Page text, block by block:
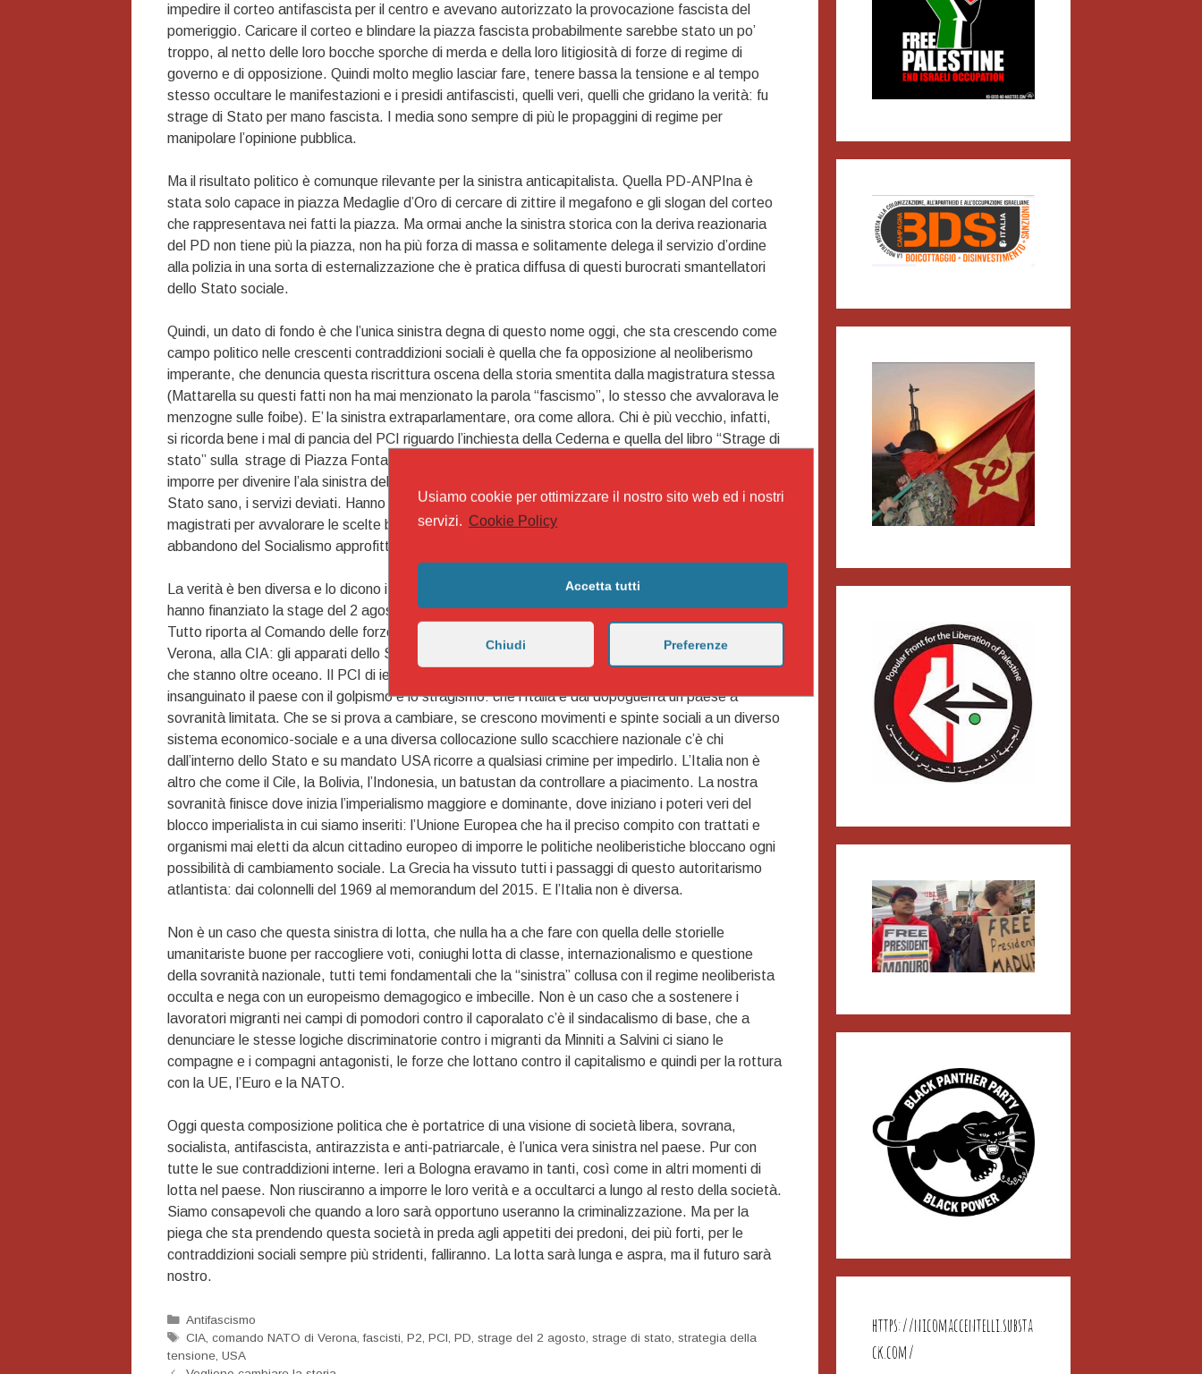
impedire il corteo antifascista per il centro e avevano autorizzato la provocazione fascista del
pomeriggio. Caricare il corteo e blindare la piazza fascista probabilmente sarebbe stato un po’
troppo, al netto delle loro bocche sporche di merda e della loro litigiosità di forze di regime di
governo e di opposizione. Quindi molto meglio lasciar fare, tenere bassa la tensione e al tempo
stesso occultare le manifestazioni e i presidi antifascisti, quelli veri, quelli che gridano la verità: fu
strage di Stato per mano fascista. I media sono sempre di più le propaggini di regime per
manipolare l’opinione pubblica.
Ma il risultato politico è comunque rilevante per la sinistra anticapitalista. Quella PD-ANPIna è
stata solo capace in piazza Medaglie d’Oro di cercare di zittire il megafono e gli slogan del corteo
che rappresentava nei fatti la piazza. Ma ormai anche la sinistra storica con la deriva reazionaria
del PD non tiene più la piazza, non ha più forza di massa e solitamente delega il servizio d’ordine
alla polizia in una sorta di esternalizzazione che è pratica diffusa di questi burocrati smantellatori
dello Stato sociale.
Quindi, un dato di fondo è che l’unica sinistra degna di questo nome oggi, che sta crescendo come
campo politico nelle crescenti contraddizioni sociali è quella che fa opposizione al neoliberismo
imperante, che denuncia questa riscrittura oscena della storia smentita dalla magistratura stessa
(Mattarella su questi fatti non ha mai menzionato la parola “fascismo”, lo stesso che avvalorava le
menzogne sulle foibe). E’ la sinistra extraparlamentare, ora come allora. Chi è più vecchio, infatti,
si ricorda bene i mal di pancia del PCI riguardo l’inchiesta della Cederna e quella del libro “Strage di
stato” sulla strage di Piazza Fontana. La narrazione che il PCI allora e il PD oggi ha cercato di
imporre per divenire l’ala sinistra dello Stato borghese è quella delle “mele marce” in frutteto di
Stato sano, i servizi deviati. Hanno cercato di imporre questa distorsione della realtà con i propri
magistrati per avvalorare le scelte berlingueriane di riconoscimento del campo NATO e di
abbandono del Socialismo approfittando della degenerazione sovietica.
La verità è ben diversa e lo dicono i fatti con i protagonisti dello stragismo: piduisti come Gelli che
hanno finanziato la stage del 2 agosto, i fascisti sostenuti e coperti dai servizi segreti, l’esplosivo.
Tutto riporta al Comando delle forze terrestri alleate per il Sud Europa (FTASE) della NATO di
Verona, alla CIA: gli apparati dello Stato con i suoi servizi di intelligence e i suoi mandanti supremi
che stanno oltre oceano. Il PCI di ieri e il PD di oggi hanno coperto la realtà che ha così tanto
insanguinato il paese con il golpismo e lo stragismo: che l’Italia è dal dopoguerra un paese a
sovranità limitata. Che se si prova a cambiare, se crescono movimenti e spinte sociali a un diverso
sistema economico-sociale e a una diversa collocazione sullo scacchiere nazionale c’è chi
dall’interno dello Stato e su mandato USA ricorre a qualsiasi crimine per impedirlo. L’Italia non è
altro che come il Cile, la Bolivia, l’Indonesia, un batustan da controllare a piacimento. La nostra
sovranità finisce dove inizia l’imperialismo maggiore e dominante, dove iniziano i poteri veri del
blocco imperialista in cui siamo inseriti: l’Unione Europea che ha il preciso compito con trattati e
organismi mai eletti da alcun cittadino europeo di imporre le politiche neoliberistiche bloccano ogni
possibilità di cambiamento sociale. La Grecia ha vissuto tutti i passaggi di questo autoritarismo
atlantista: dai colonnelli del 1969 al memorandum del 2015. E l’Italia non è diversa.
Non è un caso che questa sinistra di lotta, che nulla ha a che fare con quella delle storielle
umanitariste buone per raccogliere voti, coniughi lotta di classe, internazionalismo e questione
della sovranità nazionale, tutti temi fondamentali che la “sinistra” collusa con il regime neoliberista
occulta e nega con un europeismo demagogico e imbecille. Non è un caso che a sostenere i
lavoratori migranti nei campi di pomodori contro il caporalato c’è il sindacalismo di base, che a
denunciare le stesse logiche discriminatorie contro i migranti da Minniti a Salvini ci siano le
compagne e i compagni antagonisti, le forze che lottano contro il capitalismo e quindi per la rottura
con la UE, l’Euro e la NATO.
Oggi questa composizione politica che è portatrice di una visione di società libera, sovrana,
socialista, antifascista, antirazzista e anti-patriarcale, è l’unica vera sinistra nel paese. Pur con
tutte le sue contraddizioni interne. Ieri a Bologna eravamo in tanti, così come in altri momenti di
lotta nel paese. Non riusciranno a imporre le loro verità e a occultarci a lungo al resto della società.
Siamo consapevoli che quando a loro sarà opportuno useranno la criminalizzazione. Ma per la
piega che sta prendendo questa società in preda agli appetiti dei predoni, dei più forti, per le
contraddizioni sociali sempre più stridenti, falliranno. La lotta sarà lunga e aspra, ma il futuro sarà
nostro.
Categorie
Antifascismo
Tag
CIA,comando NATO di Verona,fascisti,P2,PCI,PD,strage del 2 agosto,strage di stato,strategia della
tensione, USA
https://nicomaccentelli.substa
ck.com/
Usiamo cookie per ottimizzare il nostro sito web ed i nostri
servizi. Cookie Policy
Accetta tutti
Chiudi Preferenze